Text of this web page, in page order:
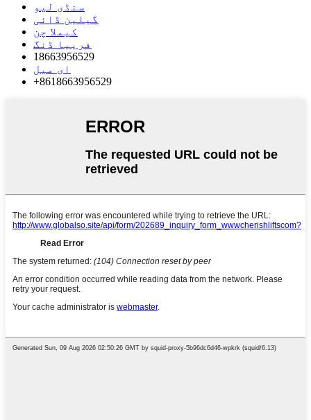
سنڈی لیو
گیلین ڈائی
کیملا چن
فرییا ڈنگ
18663956529
ای میل
+8618663956529